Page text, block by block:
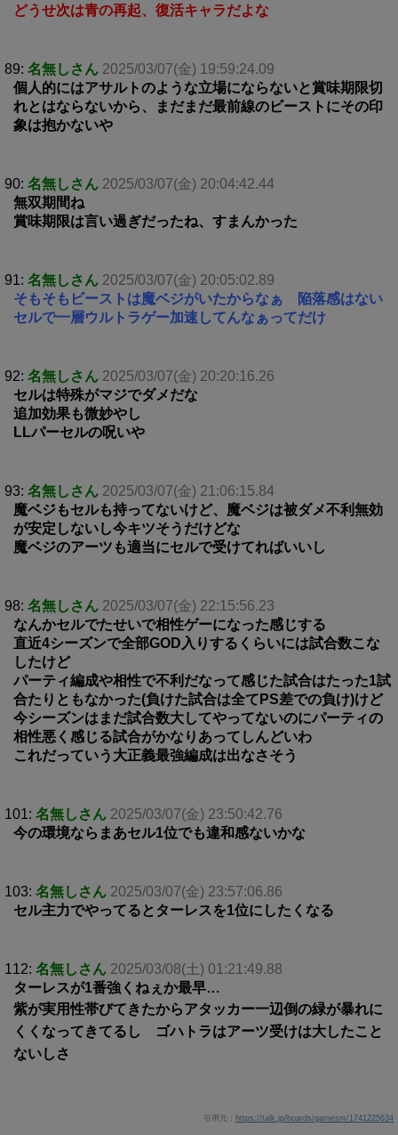
どうせ次は青の再起、復活キャラだよな
89: 名無しさん 2025/03/07(金) 19:59:24.09
個人的にはアサルトのような立場にならないと賞味期限切
れとはならないから、まだまだ最前線のビーストにその印
象は抱かないや
90: 名無しさん 2025/03/07(金) 20:04:42.44
無双期間ね
賞味期限は言い過ぎだったね、すまんかった
91: 名無しさん 2025/03/07(金) 20:05:02.89
そもそもビーストは魔ベジがいたからなぁ 陥落感はない
セルで一層ウルトラゲー加速してんなぁってだけ
92: 名無しさん 2025/03/07(金) 20:20:16.26
セルは特殊がマジでダメだな
追加効果も微妙やし
LLパーセルの呪いや
93: 名無しさん 2025/03/07(金) 21:06:15.84
魔ベジもセルも持ってないけど、魔ベジは被ダメ不利無効
が安定しないし今キツそうだけどな
魔ベジのアーツも適当にセルで受けてればいいし
98: 名無しさん 2025/03/07(金) 22:15:56.23
なんかセルでたせいで相性ゲーになった感じする
直近4シーズンで全部GOD入りするくらいには試合数こな
したけど
パーティ編成や相性で不利だなって感じた試合はたった1試
合たりともなかった(負けた試合は全てPS差での負け)けど
今シーズンはまだ試合数大してやってないのにパーティの
相性悪く感じる試合がかなりあってしんどいわ
これだっていう大正義最強編成は出なさそう
101: 名無しさん 2025/03/07(金) 23:50:42.76
今の環境ならまあセル1位でも違和感ないかな
103: 名無しさん 2025/03/07(金) 23:57:06.86
セル主力でやってるとターレスを1位にしたくなる
112: 名無しさん 2025/03/08(土) 01:21:49.88
ターレスが1番強くねぇか最早…
紫が実用性帯びてきたからアタッカー一辺倒の緑が暴れに
くくなってきてるし ゴハトラはアーツ受けは大したこと
ないしさ
引用元： https://talk.jp/boards/gamesm/1741225634